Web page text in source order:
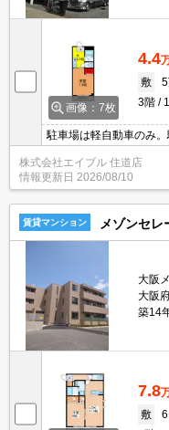
画像：7枚
4.4
敷
5
3階
駐車場は軽自動車のみ
ウキ。
株式会社エイブル 住道店
情報更新日 2026/08/10
賃貸マンション メゾンセレ
大阪
大阪
築14
7.8
敷